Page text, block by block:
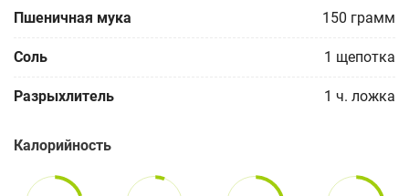
Пшеничная мука 150 грамм
Соль 1 щепотка
Разрыхлитель 1 ч. ложка
Калорийность